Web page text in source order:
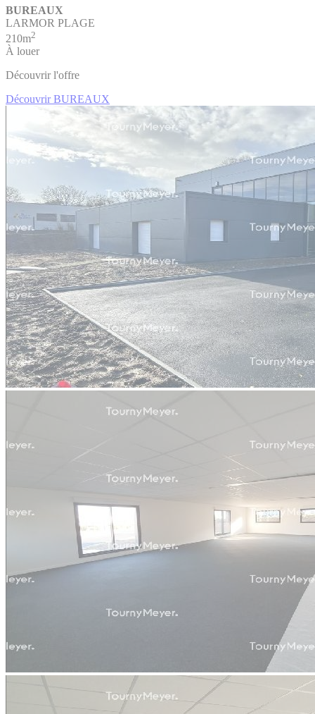
BUREAUX
LARMOR PLAGE
210m2
À louer
Découvrir l'offre
Découvrir BUREAUX